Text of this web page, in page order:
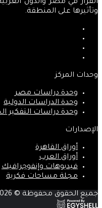
القرار في مصر والدول
وتأثيرها على المنطقة.
وحدات المركز
وحدة دراسات مصر
وحدة الدراسات الدولية
وحدة دراسات التفكير
الإصدارات
أوراق القاهرة
أوراق العرب
فيديوهات وإنفوجرافيك
مجلة مساحات فكرية
جميع الحقوق محفوظة © 2026 مركز رع للدراسات الاستراتيجية